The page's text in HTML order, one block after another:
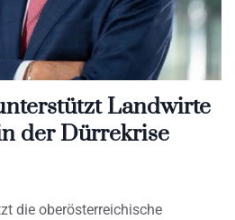
Landwirte
der Dürrekrise
die oberösterreichische